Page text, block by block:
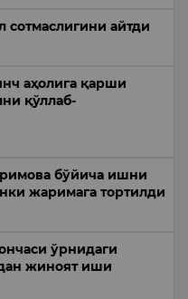
айтди
аҳолига қарши
қўллаб-
бўйича ишни
жаримага тортилди
ўрнидаги
жиноят иши